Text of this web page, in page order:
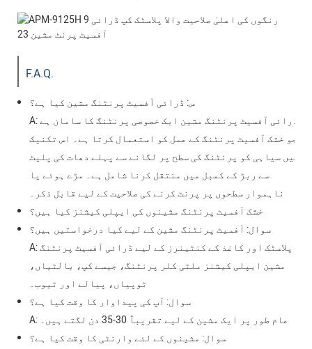
F.A.Q.
س: ڈرائی آفسیٹ پرنٹنگ مشین کیا ہے؟
A: ڈرائی آفسیٹ پرنٹنگ مشین ایک خصوصی پرنٹنگ کا سامان ہے
جو خشک آفسیٹ پرنٹنگ کے عمل کو استعمال کرتا ہے۔ اس تکنیک
میں سیاہی کو پرنٹنگ کی سطح پر لگانے سے پہلے دھات کی پلیٹ
سے ربڑ کے کمبل میں منتقل کرنا شامل ہے۔ مڑے ہوئے یا
ناہموار سطحوں پر پرنٹ کرنے کی صلاحیت کے لیے قابل ذکر۔
خشک آفسیٹ پرنٹنگ مشینوں کی ایپلی کیشنز کیا ہیں؟
سوال: آفسیٹ پرنٹنگ مشین کے لیے کیا درخواستیں ہیں؟
A: پلاسٹک اور کاغذ کے کنٹینرز کے لیے ڈرائی آفسیٹ پرنٹنگ
مشین ایپلی کیشنز ملٹی کلر پرنٹنگ، جیسے کپ، بالٹیاں،
ٹوپیاں، پیالے اور ٹیوب۔
سوال: آپ کی پیداوار کا وقت کیا ہے؟
A: عام طور پر ایک مشین کے لیے تقریباً 30-35 دن لگتے ہیں۔
سوال: مشینوں کے لئے وارنٹی کا وقت کیا ہے؟